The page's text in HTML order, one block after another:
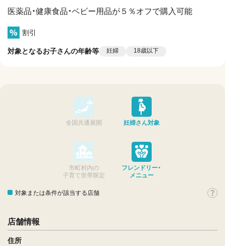
医薬品・健康食品・ベビー用品が５％オフで購入可能
割引
対象となるお子さんの年齢等 妊婦 18歳以下
全国共通展開 妊婦さん対象
市町村内の
子育て世帯限定
フレンドリー・
メニュー
対象または条件が該当する店舗
店舗情報
住所